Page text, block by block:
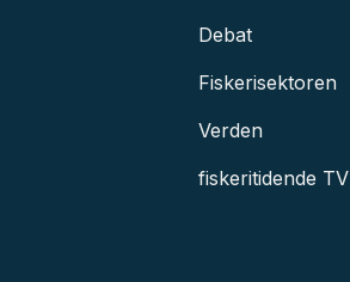
Debat
Fiskerisektoren
Verden
fiskeritidende TV